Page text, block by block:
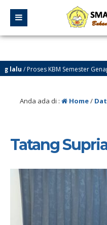
/ Proses KBM Semester Genap
Anda ada di : Home/
Tatang